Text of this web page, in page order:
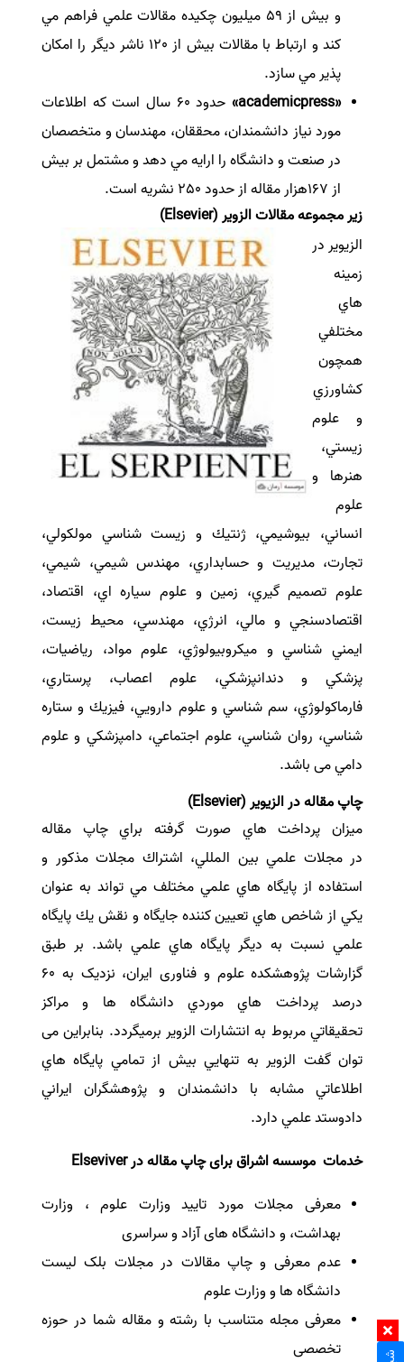
و بيش از 59 ميليون چكيده مقالات علمي فراهم مي
كند و ارتباط با مقالات بيش از 120 ناشر ديگر را امكان
پذير مي سازد.
«academicpress»
حدود 60 سال است كه اطلاعات
مورد نياز دانشمندان، محققان، مهندسان و متخصصان
در صنعت و دانشگاه را ارايه مي دهد و مشتمل بر بيش
از 167هزار مقاله از حدود 250 نشريه است
.
زیر مجموعه مقالات الزوير (Elsevier
)
الزیویر در
زمينه
هاي
مختلفي
همچون
كشاورزي
و علوم
زيستي،
هنرها و
علوم
انساني، بيوشيمي، ژنتيك و زيست شناسي مولكولي،
تجارت، مديريت و حسابداري، مهندس شيمي، شيمي،
علوم تصميم گيري، زمين و علوم سياره اي، اقتصاد،
اقتصادسنجي و مالي، انرژي، مهندسي، محيط زيست،
ايمني شناسي و ميكروبيولوژي، علوم مواد، رياضيات،
پزشكي و دندانپزشكي، علوم اعصاب، پرستاري،
فارماكولوژي، سم شناسي و علوم دارويي، فيزيك و ستاره
شناسي، روان شناسي، علوم اجتماعي، دامپزشكي و علوم
دامي می باشد.
چاپ مقاله در الزیویر (Elsevier
)
ميزان پرداخت هاي صورت گرفته براي چاپ مقاله
در مجلات علمي بين المللي، اشتراك مجلات مذكور و
استفاده از پايگاه هاي علمي مختلف مي تواند به عنوان
يكي از شاخص هاي تعيين كننده جايگاه و نقش يك پايگاه
علمي نسبت به ديگر پايگاه هاي علمي باشد. بر طبق
گزارشات پژوهشکده علوم و فناوری ایران، نزدیک به 60
درصد پرداخت هاي موردي دانشگاه ها و مراكز
تحقيقاتي مربوط به انتشارات الزوير برمیگردد. بنابراین می
توان گفت الزوير به تنهايي بيش از تمامي پايگاه هاي
اطلاعاتي مشابه با دانشمندان و پژوهشگران ايراني
دادوستد علمي دارد.
خدمات موسسه اشراق برای چاپ مقاله درElseviver
معرفی مجلات مورد تایید وزارت علوم ، وزارت
بهداشت، و دانشگاه های آزاد و سراسری
عدم معرفی و چاپ مقالات در مجلات بلک لیست
دانشگاه ها و وزارت علوم
معرفی مجله متناسب با رشته و مقاله شما در حوزه
تخصصی